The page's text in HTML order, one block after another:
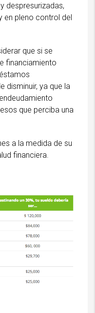
despresurizadas,
en pleno control del
que si se
financiamiento
disminuir, ya que la
que perciba una
a la medida de su
financiera.